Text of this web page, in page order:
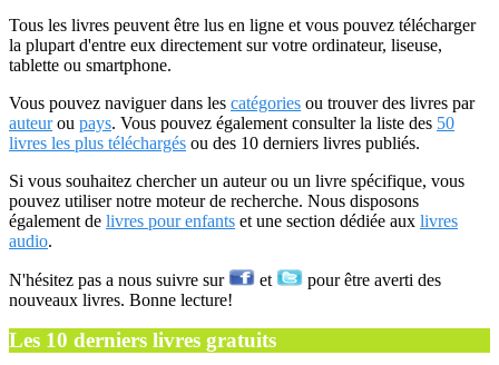
Tous les livres peuvent être lus en ligne et vous pouvez télécharger
la plupart d'entre eux directement sur votre ordinateur, liseuse,
tablette ou smartphone.
Vous pouvez naviguer dans les catégories ou trouver des livres par
auteurou pays. Vous pouvez également consulter la liste des 50
livres les plus téléchargés ou des 10 derniers livres publiés.
Si vous souhaitez chercher un auteur ou un livre spécifique, vous
pouvez utiliser notre moteur de recherche. Nous disposons
également de livres pour enfants et une section dédiée aux livres
audio.
N'hésitez pas a nous suivre sur et
pour être averti des
nouveaux livres. Bonne lecture!
Les 10 derniers livres gratuits